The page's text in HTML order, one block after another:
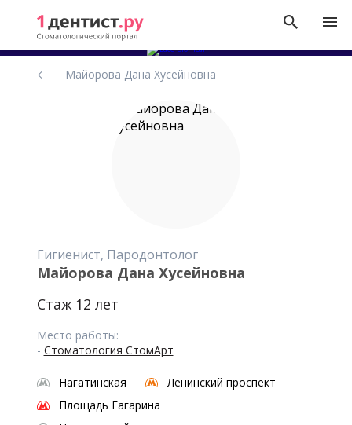
стоматологов
Майорова Дана Хусейновна
Гигиенист, Пародонтолог
Майорова Дана Хусейновна
Стаж 12 лет
Место работы:
- Стоматология СтомАрт
Нагатинская
Ленинский проспект
Площадь Гагарина